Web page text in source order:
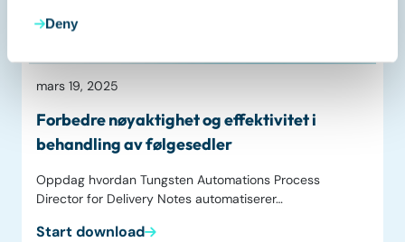
Deny
mars 19, 2025
Forbedre nøyaktighet og effektivitet i
behandling av følgesedler
Oppdag hvordan Tungsten Automations Process
Director for Delivery Notes automatiserer…
Start download